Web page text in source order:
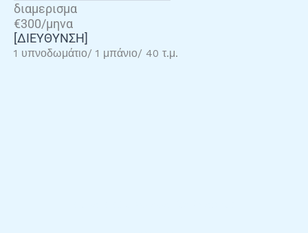
διαμερισμα
€300/μηνα
[ΔΙΕΥΘΥΝΣΗ]
1 υπνοδωμάτιο/ 1 μπάνιο/ 40 τ.μ.